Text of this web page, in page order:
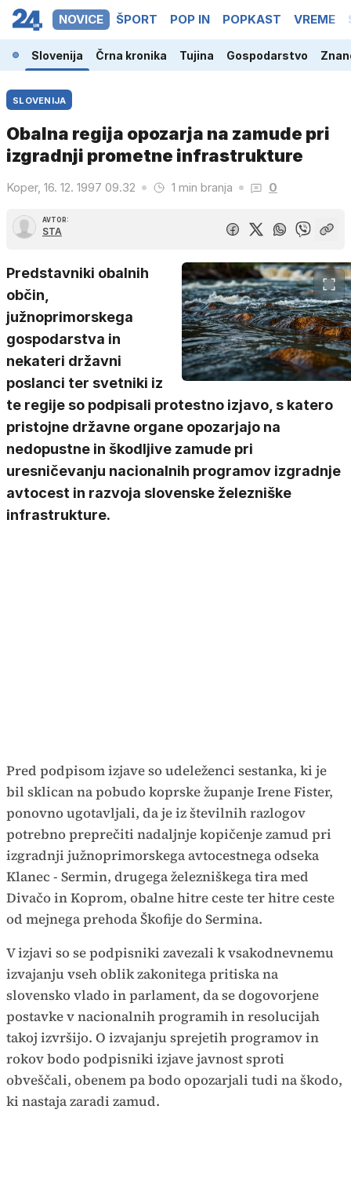
NOVICE ŠPORT POP IN POPKAST VREME
Slovenija Črna kronika Tujina Gospodarstvo
SLOVENIJA
Obalna regija opozarja na zamude pri
izgradnji prometne infrastrukture
Koper, 16. 12. 1997 09.32 1 min branja 0
AVTOR:
STA
Predstavniki obalnih
občin,
južnoprimorskega
gospodarstva in
nekateri državni
poslanci ter svetniki iz
te regije so podpisali protestno izjavo, s katero
pristojne državne organe opozarjajo na
nedopustne in škodljive zamude pri
uresničevanju nacionalnih programov izgradnje
avtocest in razvoja slovenske železniške
infrastrukture.
Pred podpisom izjave so udeleženci sestanka, ki je
bil sklican na pobudo koprske županje Irene Fister,
ponovno ugotavljali, da je iz številnih razlogov
potrebno preprečiti nadaljnje kopičenje zamud pri
izgradnji južnoprimorskega avtocestnega odseka
Klanec - Sermin, drugega železniškega tira med
Divačo in Koprom, obalne hitre ceste ter hitre ceste
od mejnega prehoda Škofije do Sermina.
V izjavi so se podpisniki zavezali k vsakodnevnemu
izvajanju vseh oblik zakonitega pritiska na
slovensko vlado in parlament, da se dogovorjene
postavke v nacionalnih programih in resolucijah
takoj izvršijo. O izvajanju sprejetih programov in
rokov bodo podpisniki izjave javnost sproti
obveščali, obenem pa bodo opozarjali tudi na škodo,
ki nastaja zaradi zamud.